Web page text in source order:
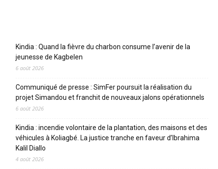
Kindia : Quand la fièvre du charbon consume l’avenir de la
jeunesse de Kagbelen
6 août 2026
Communiqué de presse : SimFer poursuit la réalisation du
projet Simandou et franchit de nouveaux jalons opérationnels
6 août 2026
Kindia : incendie volontaire de la plantation, des maisons et des
véhicules à Koliagbé. La justice tranche en faveur d’Ibrahima
Kalil Diallo
4 août 2026